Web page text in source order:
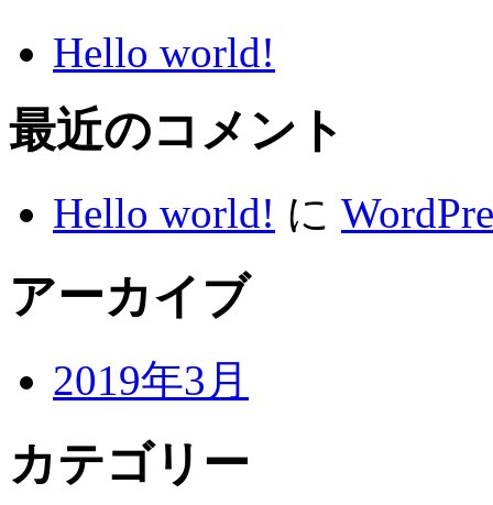
Hello world!
最近のコメント
Hello world! に
アーカイブ
2019年3月
カテゴリー